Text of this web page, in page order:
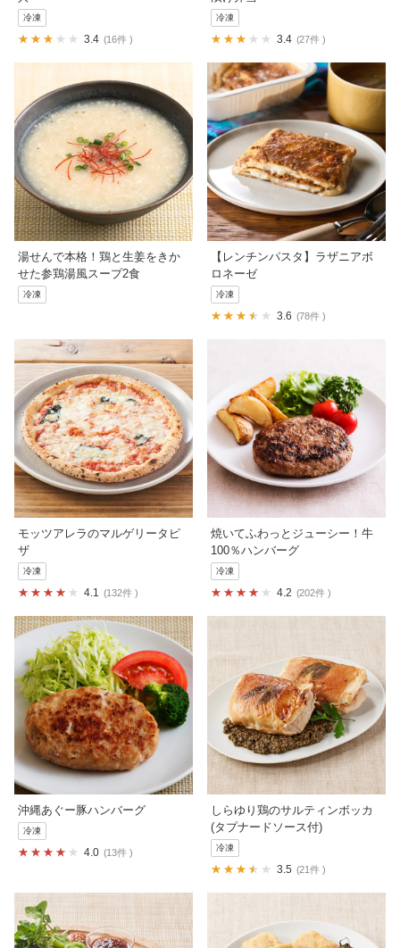
冷凍
3.4 16件
冷凍
3.4 27件
湯せんで本格！鶏と生姜をきか
せた参鶏湯風スープ2食
冷凍
【レンチンパスタ】ラザニアボ
ロネーゼ
冷凍
3.6 78件
モッツアレラのマルゲリータピ
ザ
冷凍
4.1 132件
焼いてふわっとジューシー！牛
100％ハンバーグ
冷凍
4.2 202件
沖縄あぐー豚ハンバーグ
冷凍
4.0 13件
しらゆり鶏のサルティンボッカ
(タプナードソース付)
冷凍
3.5 21件